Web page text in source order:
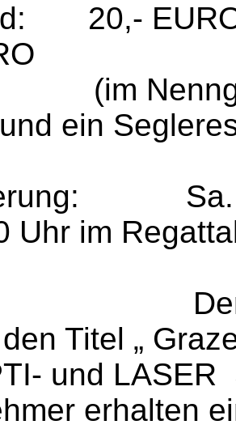
20,-
(im
ein
Sa.
Uhr im
Titel „
und LASER
erhalten